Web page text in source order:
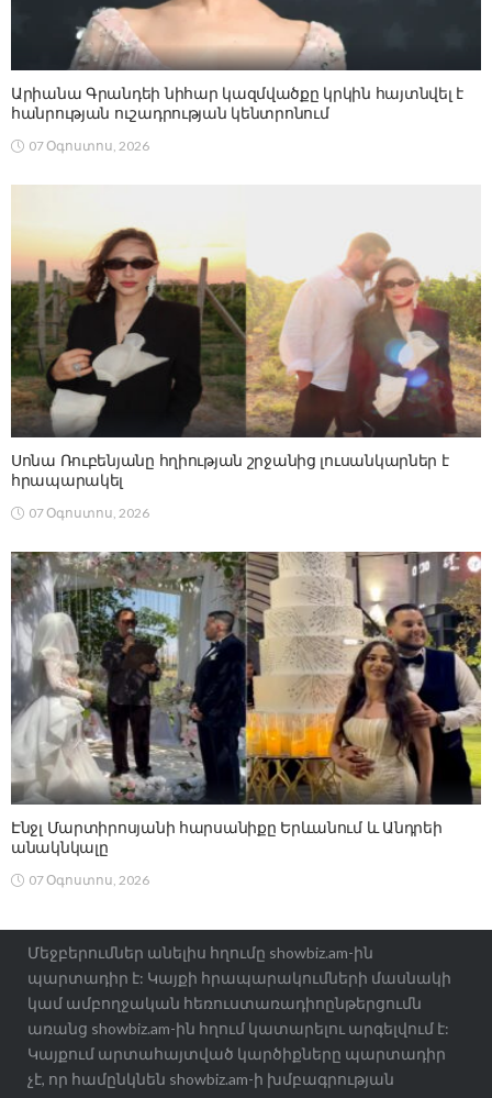
Արիանա Գրանդեի նիհար կազմվածքը կրկին հայտնվել է
հանրության ուշադրության կենտրոնում
07 Օգոստոս, 2026
Սոնա Ռուբենյանը հղիության շրջանից լուսանկարներ է
հրապարակել
07 Օգոստոս, 2026
Էնջլ Մարտիրոսյանի հարսանիքը Երևանում և Անդրեի
անակնկալը
07 Օգոստոս, 2026
Մեջբերումներ անելիս հղումը showbiz.am-ին
պարտադիր է: Կայքի հրապարակումների մասնակի
կամ ամբողջական հեռուստառադիոընթերցումն
առանց showbiz.am-ին հղում կատարելու արգելվում է:
Կայքում արտահայտված կարծիքները պարտադիր
չէ, որ համընկնեն showbiz.am-ի խմբագրության